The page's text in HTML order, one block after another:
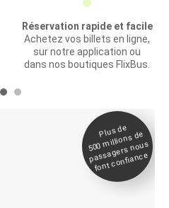
Réservation rapide et facile
Achetez vos billets en ligne,
sur notre application ou
dans nos boutiques FlixBus.
Plus de
500
millions de
passagers nous
font confiance